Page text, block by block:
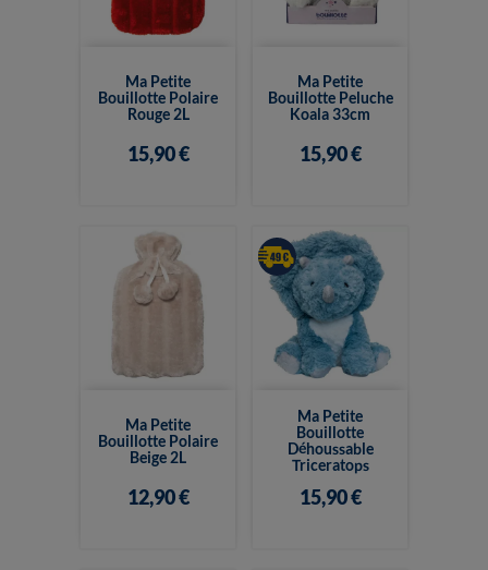
Ma Petite
Bouillotte Polaire
Rouge 2L
15,90 €
Ma Petite
Bouillotte Peluche
Koala 33cm
15,90 €
Ma Petite
Bouillotte Polaire
Beige 2L
12,90 €
Ma Petite
Bouillotte
Déhoussable
Triceratops
15,90 €